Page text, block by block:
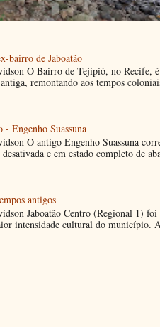
bairro de Jaboatão
O Bairro de Tejipió, no Recife,
remontando aos tempos
- Engenho Suassuna
O antigo Engenho Suassuna
e em estado completo de
antigos
Jaboatão Centro (Regional 1)
intensidade cultural do município.